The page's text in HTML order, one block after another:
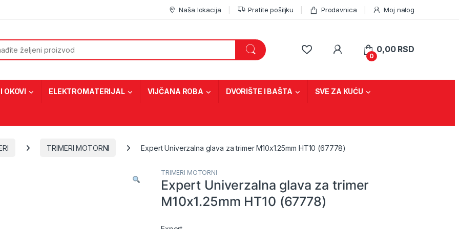
Naša lokacija Pratite pošiljku Prodavnica Moj nalog
0
0,00 RSD
OKOVI ELEKTROMATERIJAL VIJČANA ROBA DVORIŠTE I BAŠTA SVE ZA KUĆU
TRIMERI MOTORNI Expert Univerzalna glava za trimer M10x1.25mm HT10 (67778)
TRIMERI MOTORNI
Expert Univerzalna glava za trimer
M10x1.25mm HT10 (67778)